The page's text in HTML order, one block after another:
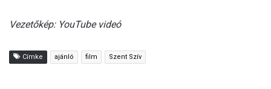
Vezetőkép: YouTube videó
Címke ajánló film Szent Szív